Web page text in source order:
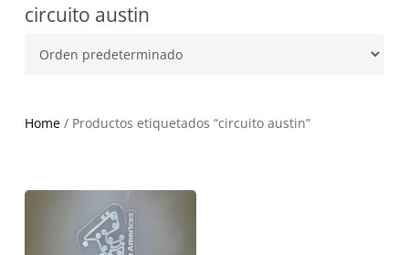
circuito austin
Home/ Productos etiquetados “circuito austin”